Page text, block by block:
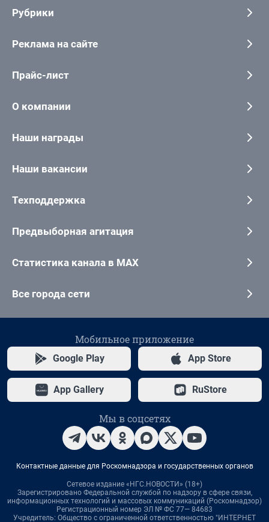
Рубрики
Реклама на сайте
Прайс-лист
О компании
Наши награды
Наши вакансии
Техподдержка
Предвыборная агитация
Статистика канала в MAX
Все города сети
Мобильное приложение
Google Play App Store
App Gallery RuStore
Мы в соцсетях
Контактные данные для Роскомнадзора и государственных органов
Сетевое издание «НГС.НОВОСТИ» (18+)
Зарегистрировано Федеральной службой по надзору в сфере связи,
информационных технологий и массовых коммуникаций (Роскомнадзор)
Регистрационный номер ЭЛ № ФС 77— 84683
Учредитель: Общество с ограниченной ответственностью "ИНТЕРНЕТ